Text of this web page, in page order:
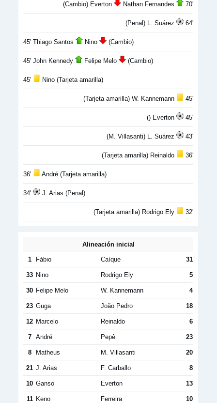
(Cambio) Everton Nathan Fernandes 70'
(Penal) L. Suárez 64'
45' Thiago Santos Nino (Cambio)
45' John Kennedy Felipe Melo (Cambio)
45' Nino (Tarjeta amarilla)
(Tarjeta amarilla) W. Kannemann 45'
() Everton 45'
(M. Villasanti) L. Suárez 43'
(Tarjeta amarilla) Reinaldo 36'
36' André (Tarjeta amarilla)
34' J. Arias (Penal)
(Tarjeta amarilla) Rodrigo Ely 32'
Alineación inicial
1 Fábio Caíque 31
33 Nino Rodrigo Ely 5
30 Felipe Melo W. Kannemann 4
23 Guga João Pedro 18
12 Marcelo Reinaldo 6
7 André Pepê 23
8 Matheus M. Villasanti 20
21 J. Arias F. Carballo 8
10 Ganso Everton 13
11 Keno Ferreira 10